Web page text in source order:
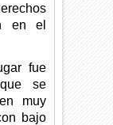
en el
fue
se
muy
bajo